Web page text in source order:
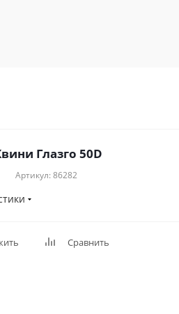
Глазго 50D
Артикул: 86282
Сравнить